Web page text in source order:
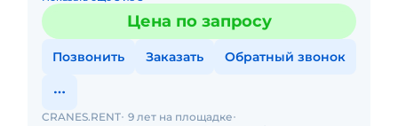
Цена по запросу
Позвонить Заказать Обратный звонок
CRANES.RENT 9 лет на площадке